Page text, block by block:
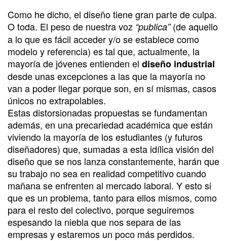
Como he dicho, el diseño tiene gran parte de culpa.
O toda. El peso de nuestra voz “publica”(de aquello
a lo que es fácil acceder y/o se establece como
modelo y referencia) es tal que, actualmente, la
mayoría de jóvenes entienden el diseño industrial
desde unas excepciones a las que la mayoría no
van a poder llegar porque son, en sí mismas, casos
únicos no extrapolables.
Estas distorsionadas propuestas se fundamentan
además, en una precariedad académica que están
viviendo la mayoría de los estudiantes (y futuros
diseñadores) que, sumadas a esta idílica visión del
diseño que se nos lanza constantemente, harán que
su trabajo no sea en realidad competitivo cuando
mañana se enfrenten al mercado laboral. Y esto si
que es un problema, tanto para ellos mismos, como
para el resto del colectivo, porque seguiremos
espesando la niebla que nos separa de las
empresas y estaremos un poco más perdidos.